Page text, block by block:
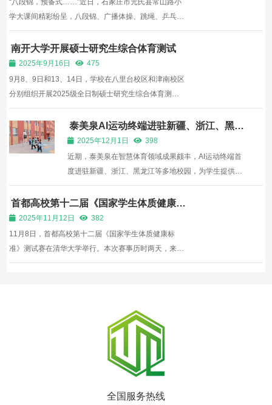
“八段锦，预备式……”近日，石家庄市元氏县常山路小
学大课间精彩纷呈，八段锦、广播体操、跳绳、乒乓球
训练等特色体育活动有序开展，各年级分层参与、全员
运动，展现出蓬勃朝气。这是元氏县第三次举办中小学
体育片区现场观摩会，通过课堂观摩、课间展示、互学
互评、经...
南开大学开展硕士研究生综合体育测试
2025年9月16日
475
9月8、9日和13、14日，学校在八里台校区和津南校区
分别组织开展2025级全日制硕士研究生综合体育测
试。本次测试参考《国民体质测定标准（2023年修
订）》（成年人部分），从身体形态（20%）、身体机
能（20%）、身体素质（60%）三个方面综合考察被测
试者的体育综合能力...
泰美泉AI运动终端进驻新疆、浙江、黑龙
江多地校园
2025年12月1日
398
近期，泰美泉在智慧体育领域成果颇丰，AI运动终端首
度进驻新疆、浙江、黑龙江等多地校园，为学生提供大
课间智趣运动新体验。泰美泉AI运动终端包含室内款
（屏幕大小可定制）、室外款一体机，随到随测，支持
跳绳、开合跳、引体向上、俯卧撑、排球垫球、立定跳
远等8个以...
首都高校第十二届《国家学生体质健康标
准》测试赛圆满收官
2025年11月12日
382
11月8日，首都高校第十二届《国家学生体质健康标
准》测试赛在清华大学举行。本次赛事历时两天，来自
首都83所高校、2700余名学生参加测试赛，这是至今
全国服务热线